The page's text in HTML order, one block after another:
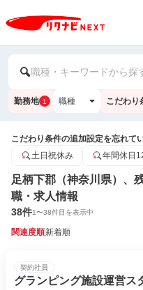
職種・キーワードから探
勤務地 1 職種 こだわり
こだわり条件の追加設定を忘れて
土日祝休み
年間休日
足柄下郡（神奈川県）、
職・求人情報
38件1〜38件目を表示中
関連度順新着順
契約社員
グランピング施設運営ス